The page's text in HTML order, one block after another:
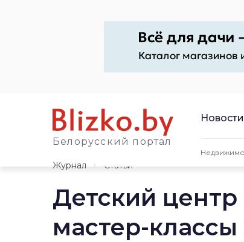
Белорусский портал
Новости
Журнал
Статьи
Детский
мастер-